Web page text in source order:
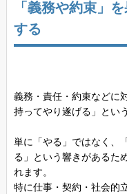
「義務や約束」
する
義務・責任・約束などに
持ってやり遂げる」とい
単に「やる」ではなく、
る」という響きがあるた
れます。
特に仕事・契約・社会的